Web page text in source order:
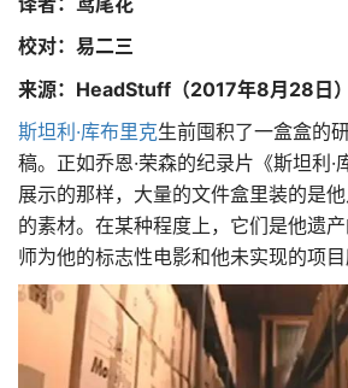
校对：易二三
来源：HeadStuff（2017年8月28日）
斯坦利·库布里克生前囤积了一盒盒的
稿。正如乔恩·荣森的纪录片《斯坦利·
展示的那样，大量的文件盒里装的是
的素材。在某种程度上，它们是他遗
师为他的标志性电影和他未实现的项目